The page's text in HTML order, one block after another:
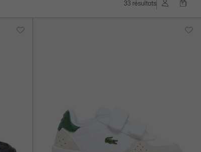
33 résultats